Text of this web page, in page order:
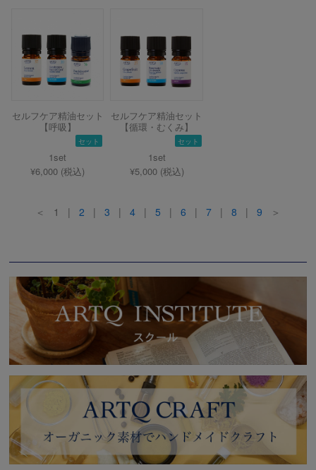
セルフケア精油セット
【呼吸】
セット
1set
¥6,000 (税込)
セルフケア精油セット
【循環・むくみ】
セット
1set
¥5,000 (税込)
＜ 1 | 2 | 3 | 4| 5 | 6 | 7| 8 | 9 ＞